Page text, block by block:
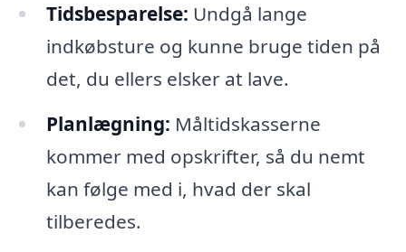
Tidsbesparelse: Undgå lange
indkøbsture og kunne bruge tiden på
det, du ellers elsker at lave.
Planlægning: Måltidskasserne
kommer med opskrifter, så du nemt
kan følge med i, hvad der skal
tilberedes.